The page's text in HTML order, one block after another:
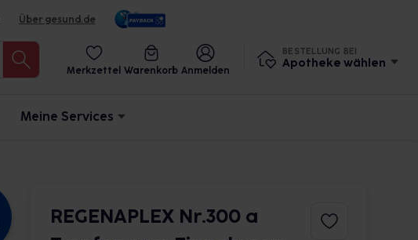
Über gesund.de
Merkzettel Warenkorb Anmelden
BESTELLUNG BEI
Apotheke wählen
Meine Services
REGENAPLEX Nr.300 a